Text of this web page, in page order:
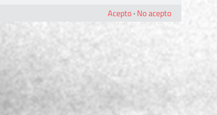
Acepto · No acepto